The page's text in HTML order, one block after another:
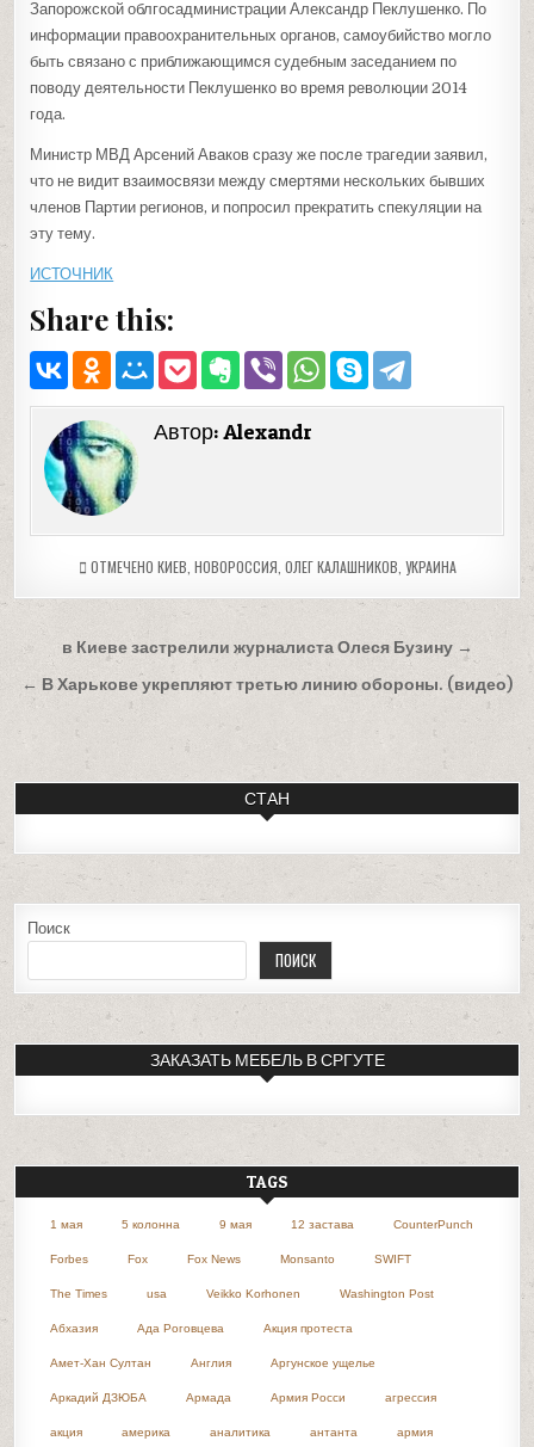
Запорожской облгосадминистрации Александр Пеклушенко. По
информации правоохранительных органов, самоубийство могло
быть связано с приближающимся судебным заседанием по
поводу деятельности Пеклушенко во время революции 2014
года.
Министр МВД Арсений Аваков сразу же после трагедии заявил,
что не видит взаимосвязи между смертями нескольких бывших
членов Партии регионов, и попросил прекратить спекуляции на
эту тему.
ИСТОЧНИК
Share this:
Автор:Alexandr
ОТМЕЧЕНО КИЕВ НОВОРОССИЯ ОЛЕГ КАЛАШНИКОВ УКРАИНА
Навигация
по
записям
в Киеве застрелили журналиста Олеся Бузину →
← В Харькове укрепляют третью линию обороны. (видео)
СТАН
Поиск
ПОИСК
ЗАКАЗАТЬ МЕБЕЛЬ В СРГУТЕ
TAGS
1 мая 5 колонна 9 мая 12 застава CounterPunch
Forbes Fox Fox News Monsanto SWIFT
The Times usa Veikko Korhonen Washington Post
Абхазия Ада Роговцева Акция протеста
Амет-Хан Султан Англия Аргунское ущелье
Аркадий ДЗЮБА Армада Армия Росси агрессия
акция америка аналитика антанта армия